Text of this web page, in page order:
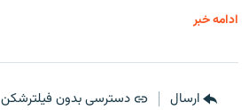
ادامه خبر
ارسال دسترسی بدون فیلترشکن